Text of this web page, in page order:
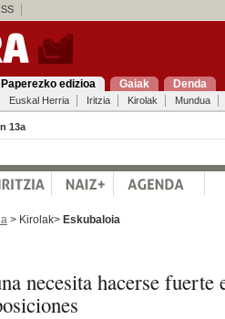
Paperezko edizioa Gaiak Denda
Euskal Herria Iritzia Kirolak Mundua
13a
> Kirolak> Eskubaloia
necesita hacerse fuerte